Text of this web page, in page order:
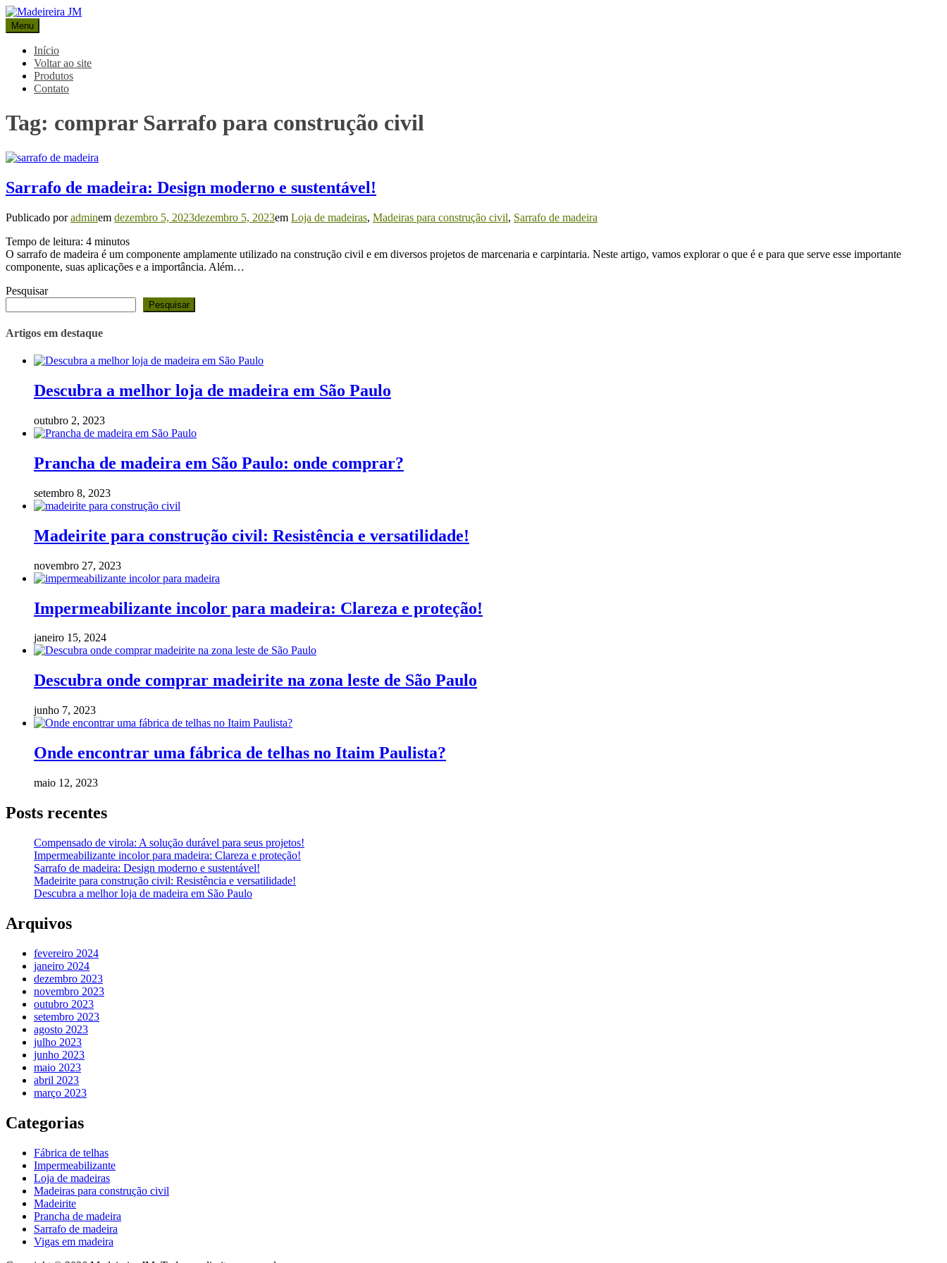
Pular
para
o
conteúdo
Madeireira JM
Blog Madeireira JM
Menu
Início
Voltar ao site
Produtos
Contato
Tag: comprar Sarrafo para construção civil
Sarrafo de madeira: Design moderno e sustentável!
Publicado poradminem dezembro 5, 2023dezembro 5, 2023em Loja de madeiras, Madeiras para construção civil, Sarrafo de madeira
Tempo de leitura: 4 minutos
O sarrafo de madeira é um componente amplamente utilizado na construção civil e em diversos projetos de marcenaria e carpintaria. Neste artigo, vamos explorar o que é e para que serve esse importante
componente, suas aplicações e a importância. Além…
Pesquisar
Pesquisar
Artigos em destaque
Descubra a melhor loja de madeira em São Paulo
outubro 2, 2023
Prancha de madeira em São Paulo: onde comprar?
setembro 8, 2023
Madeirite para construção civil: Resistência e versatilidade!
novembro 27, 2023
Impermeabilizante incolor para madeira: Clareza e proteção!
janeiro 15, 2024
Descubra onde comprar madeirite na zona leste de São Paulo
junho 7, 2023
Onde encontrar uma fábrica de telhas no Itaim Paulista?
maio 12, 2023
Posts recentes
Compensado de virola: A solução durável para seus projetos!
Impermeabilizante incolor para madeira: Clareza e proteção!
Sarrafo de madeira: Design moderno e sustentável!
Madeirite para construção civil: Resistência e versatilidade!
Descubra a melhor loja de madeira em São Paulo
Arquivos
fevereiro 2024
janeiro 2024
dezembro 2023
novembro 2023
outubro 2023
setembro 2023
agosto 2023
julho 2023
junho 2023
maio 2023
abril 2023
março 2023
Categorias
Fábrica de telhas
Impermeabilizante
Loja de madeiras
Madeiras para construção civil
Madeirite
Prancha de madeira
Sarrafo de madeira
Vigas em madeira